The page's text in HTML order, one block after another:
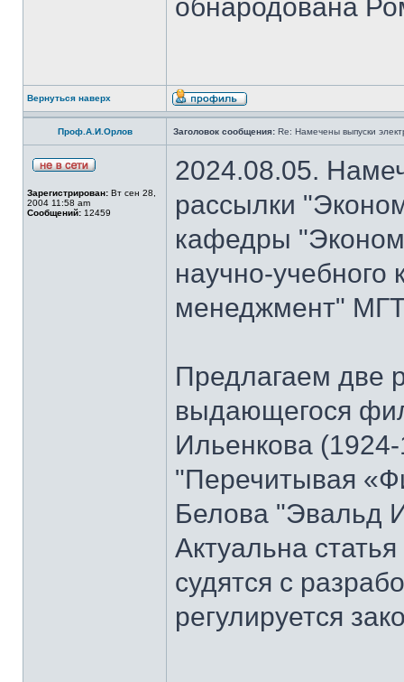
обнародована
Вернуться наверх
Проф.А.И.Орлов Заголовок сообщения: Re: Намечены выпуски
Зарегистрирован: Вт сен 28,
2004 11:58 am
Сообщений: 12459
2024.08.05.
рассылки
кафедры
научно-
менеджмент"
Предлагаем две
выдающегося
Ильенкова
"Перечитывая
Белова "Эвальд
Актуальна
судятся с
регулируется